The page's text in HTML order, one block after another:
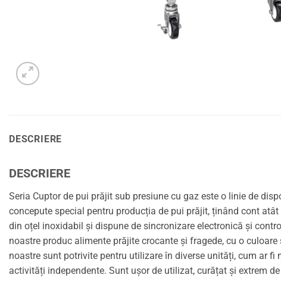
DESCRIERE
DESCRIERE
Seria Cuptor de pui prăjit sub presiune cu gaz este o linie de
concepute special pentru producția de pui prăjit, ținând cont
din oțel inoxidabil și dispune de sincronizare electronică și
noastre produc alimente prăjite crocante și fragede, cu o
noastre sunt potrivite pentru utilizare în diverse unități, cum ar
activități independente. Sunt ușor de utilizat, curățat și extrem